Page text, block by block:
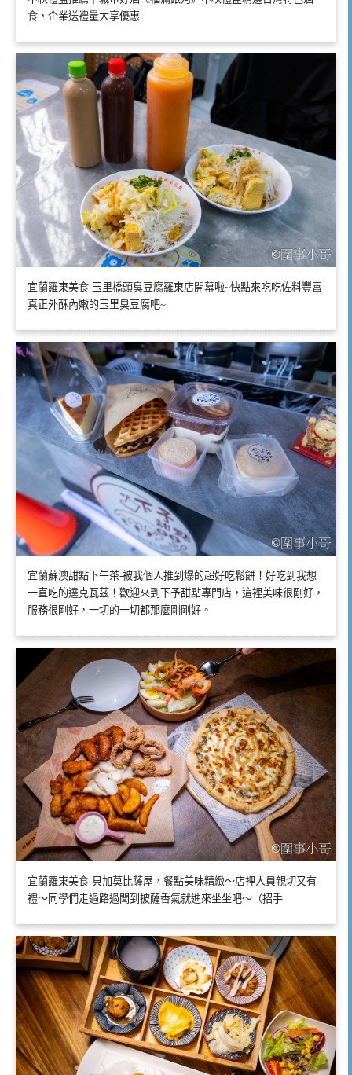
食，企業送禮量大享優惠
宜蘭羅東美食-玉里橋頭臭豆腐羅東店開幕啦~快點來吃吃佐料豐富
真正外酥內嫩的玉里臭豆腐吧~
宜蘭蘇澳甜點下午茶-被我個人推到爆的超好吃鬆餅！好吃到我想
一直吃的達克瓦茲！歡迎來到下予甜點專門店，這裡美味很剛好，
服務很剛好，一切的一切都那麼剛剛好。
宜蘭羅東美食-貝加莫比薩屋，餐點美味精緻～店裡人員親切又有
禮～同學們走過路過聞到披薩香氣就進來坐坐吧～（招手